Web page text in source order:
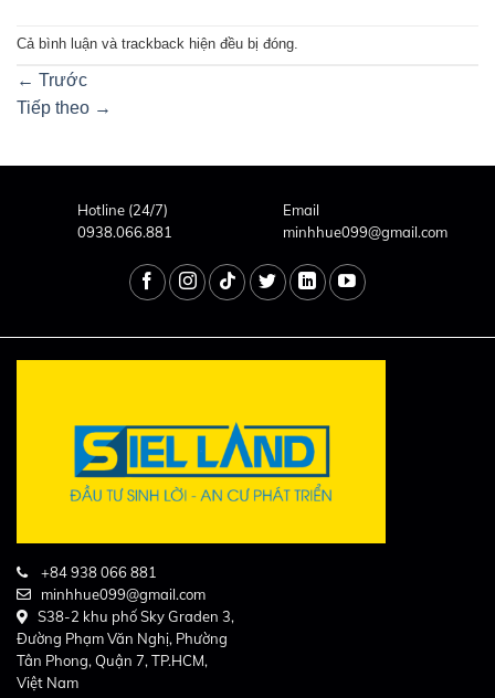
Cả bình luận và trackback hiện đều bị đóng.
← Trước
Tiếp theo →
Hotline (24/7)
0938.066.881
Email
minhhue099@gmail.com
+84 938 066 881
minhhue099@gmail.com
S38-2 khu phố Sky Graden 3,
Đường Phạm Văn Nghị, Phường
Tân Phong, Quận 7, TP.HCM,
Việt Nam